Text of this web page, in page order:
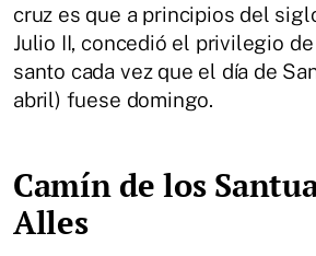
cruz es que a principios del
Julio II, concedió el privilegio
santo cada vez que el día de
abril) fuese domingo.
Camín de los
Alles